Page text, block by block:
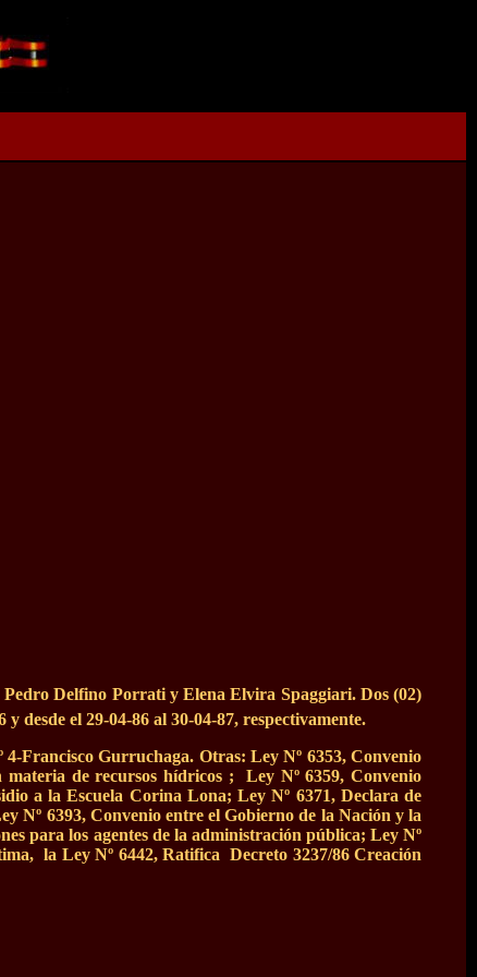
Delfino Porrati y Elena Elvira Spaggiari. Dos (02)
desde el 29-04-86 al 30-04-87, respectivamente.
Francisco Gurruchaga. Otras: Ley Nº 6353, Convenio
de recursos hídricos ; Ley Nº 6359, Convenio
a la Escuela Corina Lona; Ley Nº 6371, Declara de
Nº 6393, Convenio entre el Gobierno de la Nación y la
para los agentes de la administración pública; Ley Nº
la Ley Nº 6442, Ratifica Decreto 3237/86 Creación